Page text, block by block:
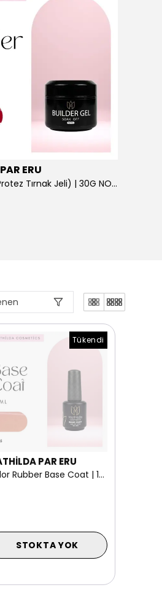
ERU
Builder Gel (Protez Tırnak Jeli) | 30G NO: 06
Tükendi
PAR ERU
Color Rubber Base Coat | 15 ml NO: 05
STOKTA YOK